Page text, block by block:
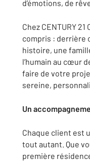
d’émotions, de
Chez CENTURY 21
compris : derrière
histoire, une
l’humain au cœur
faire de votre
sereine,
Un
Chaque client est
tout autant. Que
première